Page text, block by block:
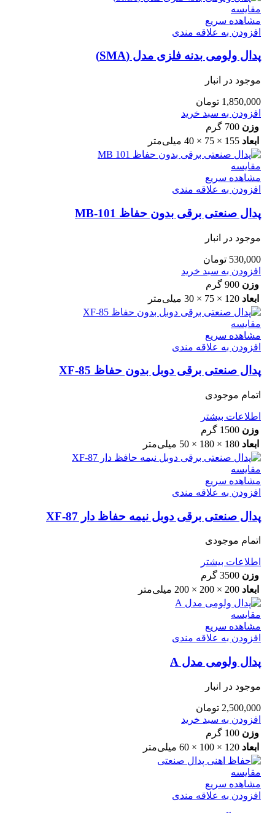
مقایسه
مشاهده سریع
افزودن به علاقه مندی
پدال ولومی بدنه فلزی مدل (SMA)
موجود در انبار
1,850,000 تومان
افزودن به سبد خرید
وزن 700 گرم
ابعاد 155 × 75 × 40 میلی‌متر
مقایسه
مشاهده سریع
افزودن به علاقه مندی
پدال صنعتی برقی بدون حفاظ MB-101
موجود در انبار
530,000 تومان
افزودن به سبد خرید
وزن 900 گرم
ابعاد 120 × 75 × 30 میلی‌متر
مقایسه
مشاهده سریع
افزودن به علاقه مندی
پدال صنعتی برقی دوبل بدون حفاظ XF-85
اتمام موجودی
اطلاعات بیشتر
وزن 1500 گرم
ابعاد 180 × 180 × 50 میلی‌متر
مقایسه
مشاهده سریع
افزودن به علاقه مندی
پدال صنعتی برقی دوبل نیمه حفاظ دار XF-87
اتمام موجودی
اطلاعات بیشتر
وزن 3500 گرم
ابعاد 200 × 200 × 200 میلی‌متر
مقایسه
مشاهده سریع
افزودن به علاقه مندی
پدال ولومی مدل A
موجود در انبار
2,500,000 تومان
افزودن به سبد خرید
وزن 100 گرم
ابعاد 120 × 100 × 60 میلی‌متر
مقایسه
مشاهده سریع
افزودن به علاقه مندی